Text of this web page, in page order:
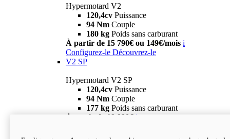
Hypermotard V2
120,4cv Puissance
94 Nm Couple
180 kg Poids sans carburant
À partir de 15 790€ ou 149€/mois i
Configurez-le Découvrez-le
V2 SP
Hypermotard V2 SP
120,4cv Puissance
94 Nm Couple
177 kg Poids sans carburant
À partir de 19 990€ i
new
V2 SP 100